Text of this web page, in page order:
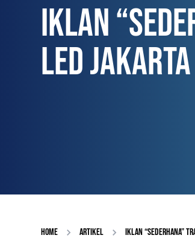
IKLAN
LED
HOME ARTIKEL IKLAN “SEDERHANA”